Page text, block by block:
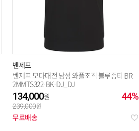
벤제프
벤제프 모다대전 남성 와플조직 블루종티 BR
2MMTS322-BK-DJ_DJ
44%
134,000
239,000
무료배송